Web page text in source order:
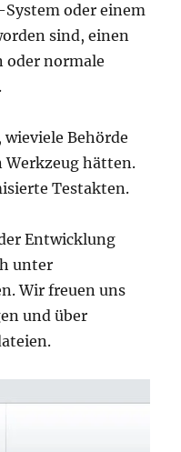
oder einem
sind, einen
oder normale
Behörde
Werkzeug hätten.
Testakten.
Entwicklung
unter
Wir freuen uns
und über